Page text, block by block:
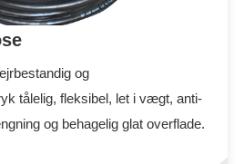
og
tålelig, fleksibel, let i vægt, anti-
og behagelig glat overflade.